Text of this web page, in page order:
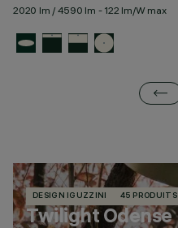
2020 lm / 4590 lm - 122 lm/W max
DESIGN IGUZZINI 45 PRODUITS
Twilight Odense